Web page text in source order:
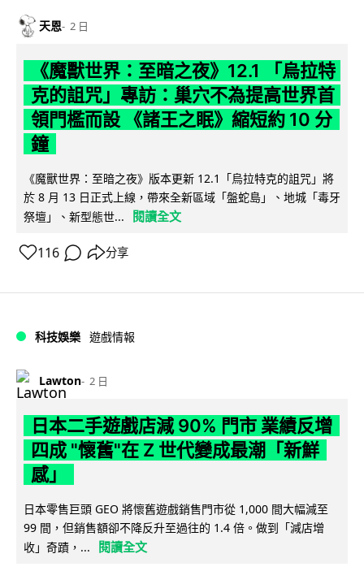
天恩 2 日
《魔獸世界：至暗之夜》12.1 「烏拉特
克的詛咒」專訪：巢穴不為提高世界首
領門檻而設 《諸王之眠》縮短約 10 分
鐘
《魔獸世界：至暗之夜》版本更新 12.1「烏拉特克的詛咒」將
於 8 月 13 日正式上線，帶來全新區域「盤蛇島」、地城「毒牙
祭壇」、新型態世...
閱讀全文
116 分享
科技娛樂 遊戲情報
Lawton 2 日
日本二手遊戲店減 90% 門市 業績反增
四成 "懷舊"在 Z 世代變成最潮「新鮮
感」
日本零售巨頭 GEO 將懷舊遊戲銷售門市從 1,000 間大幅減至
99 間，但銷售額卻不降反升至過往的 1.4 倍。做到「減店增
收」奇蹟，...
閱讀全文